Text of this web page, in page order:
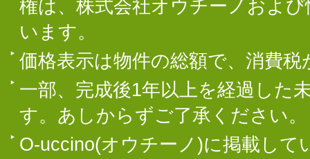
権は、株式会社オウチーノおよ
います。
価格表示は物件の総額で、消費
一部、完成後1年以上を経過した
す。あしからずご了承ください。
O-uccino(オウチーノ)に掲載して